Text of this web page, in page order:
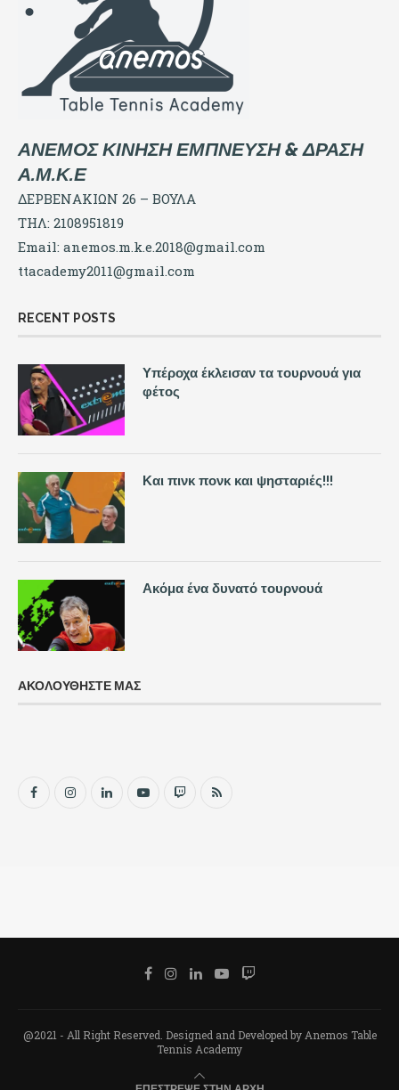
ΑΝΕΜΟΣ ΚΙΝΗΣΗ ΕΜΠΝΕΥΣΗ & ΔΡΑΣΗ
Α.Μ.Κ.Ε
ΔΕΡΒΕΝΑΚΙΩΝ 26 – ΒΟΥΛΑ
ΤΗΛ: 2108951819
Email: anemos.m.k.e.2018@gmail.com
ttacademy2011@gmail.com
RECENT POSTS
Υπέροχα έκλεισαν τα τουρνουά για
φέτος
Και πινκ πονκ και ψησταριές!!!
Ακόμα ένα δυνατό τουρνουά
ΑΚΟΛΟΥΘΗΣΤΕ ΜΑΣ
@2021 - All Right Reserved. Designed and Developed by Anemos Table
Tennis Academy